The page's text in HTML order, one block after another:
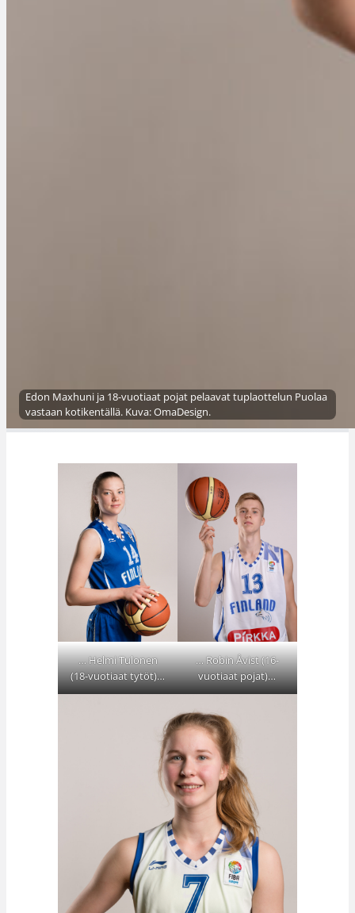
Edon Maxhuni ja 18-vuotiaat pojat pelaavat tuplaottelun Puolaa
vastaan kotikentällä. Kuva: OmaDesign.
… Helmi Tulonen
(18-vuotiaat tytöt)…
… Robin Åvist (16-
vuotiaat pojat)…